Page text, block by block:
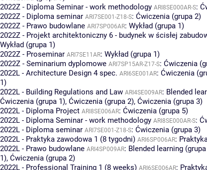
2022Z - Diploma Seminar - work methodology ARI8SE000AR-S:
2022Z - Diploma seminar ARI7SE001-Z18-S: Ćwiczenia (grupa 2)
2022Z - Prawo budowlane ARI7SP006AR: Wykład (grupa 1)
2022Z - Projekt architektoniczny 6 - budynek w ścisłej
Wykład (grupa 1)
2022Z - Proseminar ARI7SE11AR: Wykład (grupa 1)
2022Z - Seminarium dyplomowe ARI7SP15AR-Z17-S: Ćwiczenia
2022L - Architecture Design 4 spec. ARI6SE001AR: Ćwiczenia
1)
2022L - Building Regulations and Law ARI4SE009AR: Blended
Ćwiczenia (grupa 1), Ćwiczenia (grupa 2), Ćwiczenia (grupa 3)
2022L - Diploma Project ARI8SE006AR: Ćwiczenia (grupa 5)
2022L - Diploma Seminar - work methodology ARI8SE000AR-S:
2022L - Diploma seminar ARI7SE001-Z18-S: Ćwiczenia (grupa 3)
2022L - Praktyka zawodowa 1 (8 tygodni) ARI6SP006AR:
2022L - Prawo budowlane ARI4SP009AR: Blended learning
1), Ćwiczenia (grupa 2)
2022L - Professional Training 1 (8 weeks) ARI6SE006AR: